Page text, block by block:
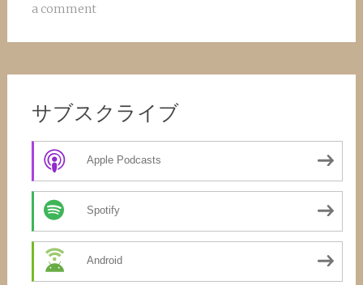
a comment
サブスクライブ
Apple Podcasts
Spotify
Android